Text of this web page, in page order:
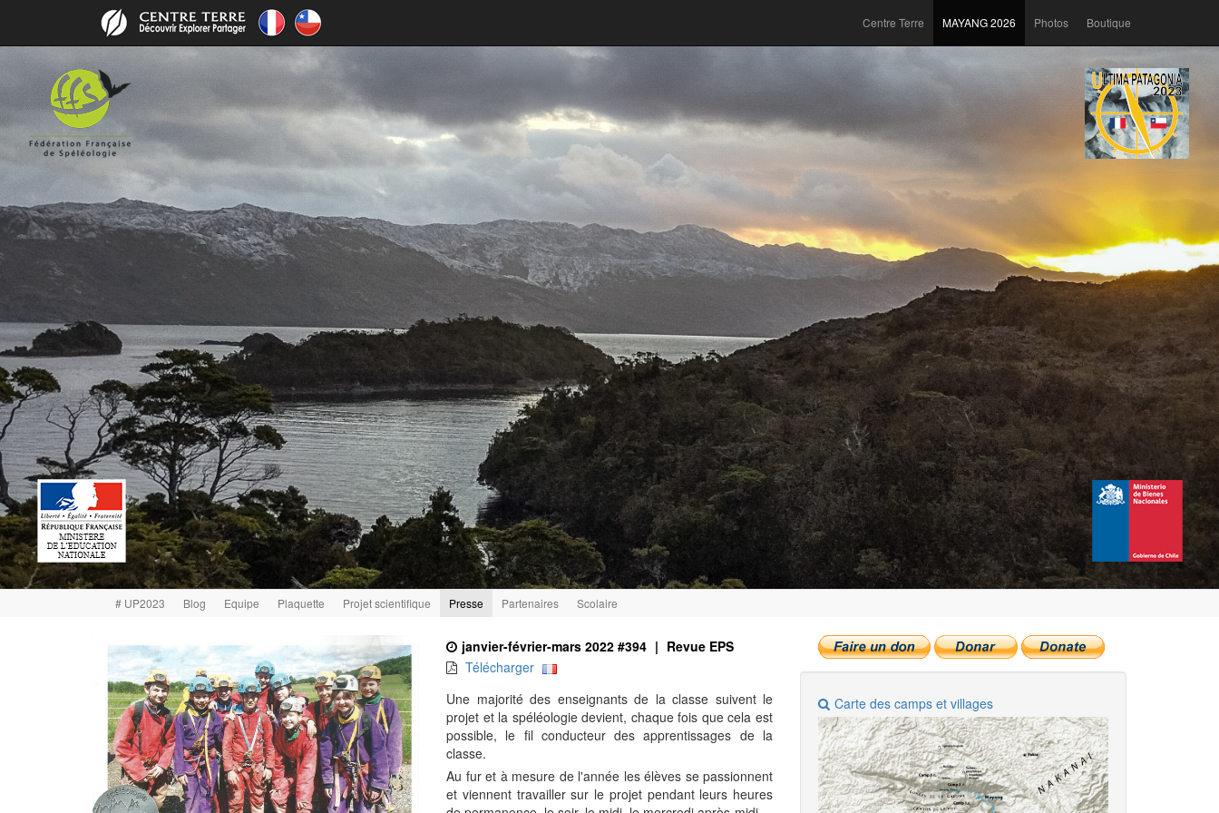
Centre Terre MAYANG 2026 Photos Boutique
# UP2023 Blog Equipe Plaquette Projet scientifique Presse Partenaires Scolaire
janvier-février-mars 2022 #394 | Revue EPS
Télécharger
Une majorité des enseignants de la classe suivent le
projet et la spéléologie devient, chaque fois que cela est
possible, le fil conducteur des apprentissages de la
classe.
Au fur et à mesure de l'année les élèves se passionnent
et viennent travailler sur le projet pendant leurs heures
Carte des camps et villages